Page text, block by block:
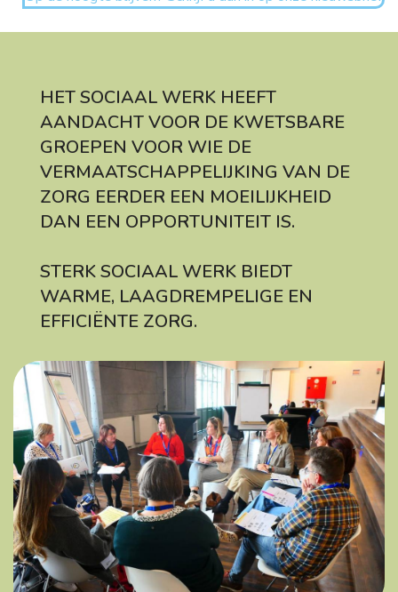
HET SOCIAAL WERK HEEFT
AANDACHT VOOR DE KWETSBARE
GROEPEN VOOR WIE DE
VERMAATSCHAPPELIJKING VAN DE
ZORG EERDER EEN MOEILIJKHEID
DAN EEN OPPORTUNITEIT IS.
STERK SOCIAAL WERK BIEDT
WARME, LAAGDREMPELIGE EN
EFFICIËNTE ZORG.